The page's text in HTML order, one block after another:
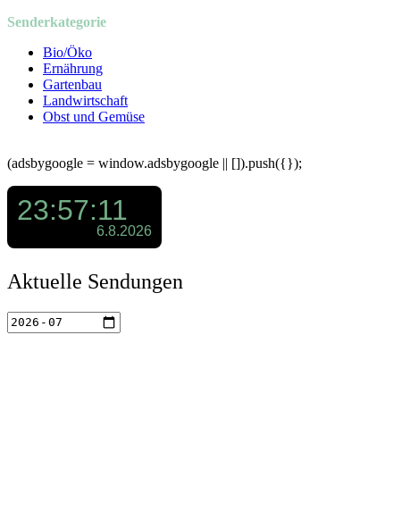
Senderkategorie
Bio/Öko
Ernährung
Gartenbau
Landwirtschaft
Obst und Gemüse
(adsbygoogle = window.adsbygoogle || []).push({});
Aktuelle Sendungen